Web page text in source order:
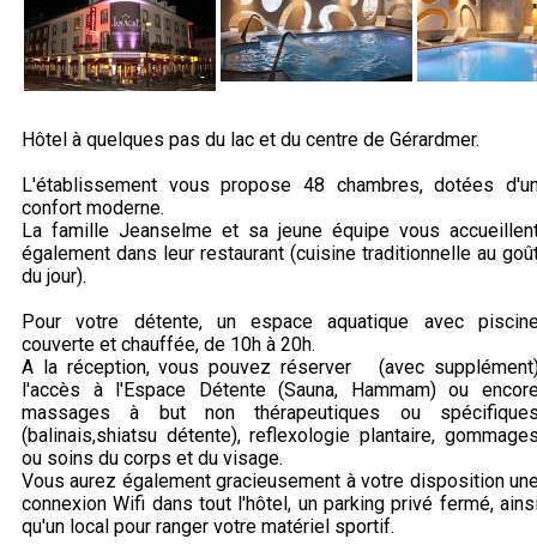
Hôtel à quelques pas du lac et du centre de Gérardmer.
L'établissement vous propose 48 chambres, dotées
confort moderne.
La famille Jeanselme et sa jeune équipe vous
également dans leur restaurant (cuisine traditionnelle au
du jour).
Pour votre détente, un espace aquatique avec
couverte et chauffée, de 10h à 20h.
A la réception, vous pouvez réserver (avec
l'accès à l'Espace Détente (Sauna, Hammam) ou
massages à but non thérapeutiques ou
(balinais,shiatsu détente), reflexologie plantaire,
ou soins du corps et du visage.
Vous aurez également gracieusement à votre disposition
connexion Wifi dans tout l'hôtel, un parking privé fermé,
qu'un local pour ranger votre matériel sportif.